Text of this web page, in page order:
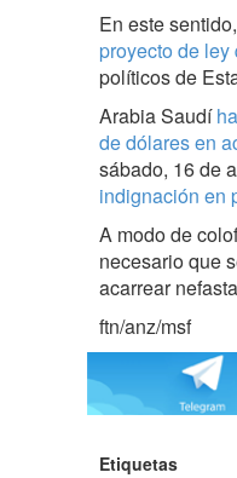
En este
proyecto de
políticos de
Arabia Saudí
de dólares en
sábado, 16 de
indignación en
A modo de
necesario que
acarrear
ftn/anz/msf
Etiquetas